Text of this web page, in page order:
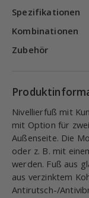
Spezifikationen
Kombinationen
Zubehör
Nivellierfuß mit
mit Option für
Außenseite. Die
oder z. B. mit
werden. Fuß aus
aus verzinktem
Antirutsch-/